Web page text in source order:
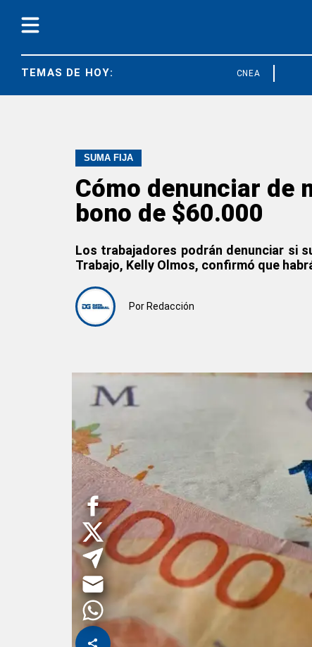
TEMAS DE HOY: CNEA
SUMA FIJA
Cómo denunciar de
bono de $60.000
Los trabajadores podrán denunciar si
Trabajo, Kelly Olmos, confirmó que
Por Redacción